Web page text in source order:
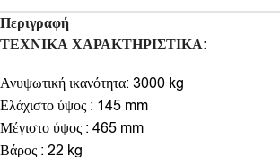
Περιγραφή
ΤΕΧΝΙΚΑ ΧΑΡΑΚΤΗΡΙΣΤΙΚΑ:
Ανυψωτική ικανότητα: 3000 kg
Ελάχιστο ύψος : 145 mm
Μέγιστο ύψος : 465 mm
Βάρος : 22 kg